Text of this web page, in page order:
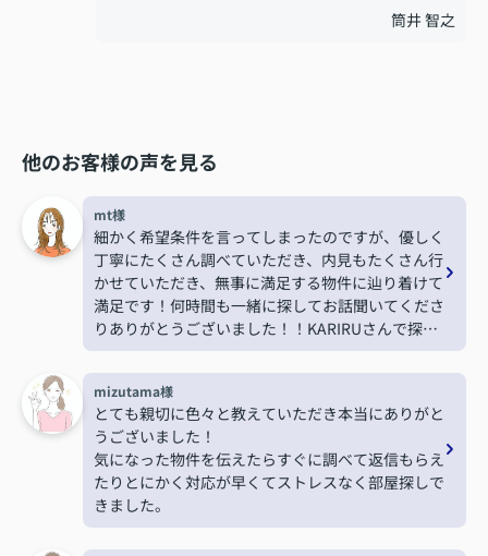
筒井 智之
他のお客様の声を見る
mt様
細かく希望条件を言ってしまったのですが、優しく
丁寧にたくさん調べていただき、内見もたくさん行
かせていただき、無事に満足する物件に辿り着けて
満足です！何時間も一緒に探してお話聞いてくださ
りありがとうございました！！KARIRUさんで探し
て本当に良かったです！また機会がありましたらお
願いします！
mizutama様
とても親切に色々と教えていただき本当にありがと
うございました！
気になった物件を伝えたらすぐに調べて返信もらえ
たりとにかく対応が早くてストレスなく部屋探しで
きました。